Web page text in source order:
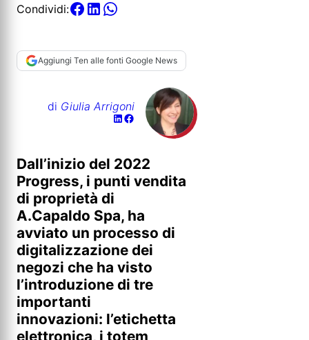
Condividi:
Aggiungi Ten alle fonti Google News
di Giulia Arrigoni
Dall’inizio del 2022
Progress, i punti vendita
di proprietà di
A.Capaldo Spa, ha
avviato un processo di
digitalizzazione dei
negozi che ha visto
l’introduzione di tre
importanti
innovazioni: l’etichetta
elettronica, i totem